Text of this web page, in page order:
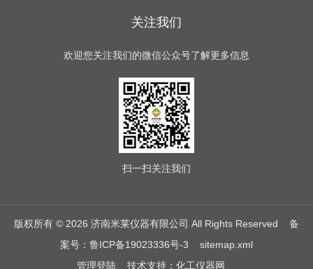
关注我们
欢迎您关注我们的微信公众号了解更多信息
扫一扫关注我们
版权所有 © 2026 济南米莱仪器有限公司 All Rights Reserved 备
案号：鲁ICP备19023336号-3
sitemap.xml
管理登陆技术支持： 化工仪器网